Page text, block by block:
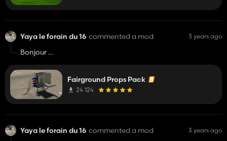
Yaya le forain du 16 commented a mod 3 years ago
Bonjour
Bonne journée.
Fairground Props Pack
24 124
Yaya le forain du 16 commented a mod 3 years ago